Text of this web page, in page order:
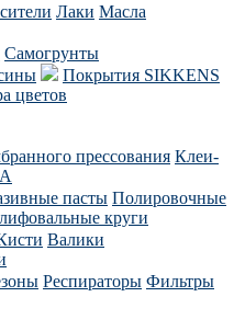
Лаки Масла
Самогрунты
Покрытия SIKKENS
цветов
прессования Клеи-
пасты Полировочные
круги
Валики
Респираторы Фильтры